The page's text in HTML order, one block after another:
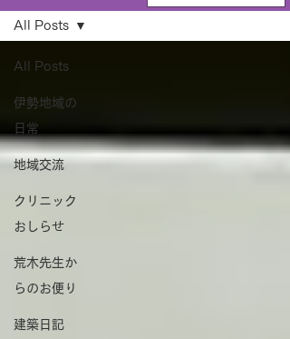
All Posts
伊勢地域の
日常
地域交流
クリニック
おしらせ
荒木先生か
らのお便り
建築日記
All Posts